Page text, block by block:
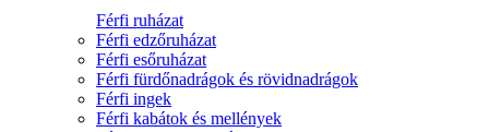
Férfi ruházat
Férfi edzőruházat
Férfi esőruházat
Férfi fürdőnadrágok és rövidnadrágok
Férfi ingek
Férfi kabátok és mellények